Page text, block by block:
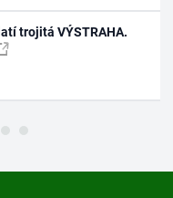
trojitá VÝSTRAHA.